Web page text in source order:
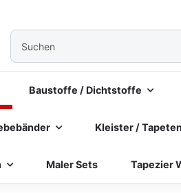
Baustoffe / Dichtstoffe
Kleister / Tapeten
Maler Sets Tapezier